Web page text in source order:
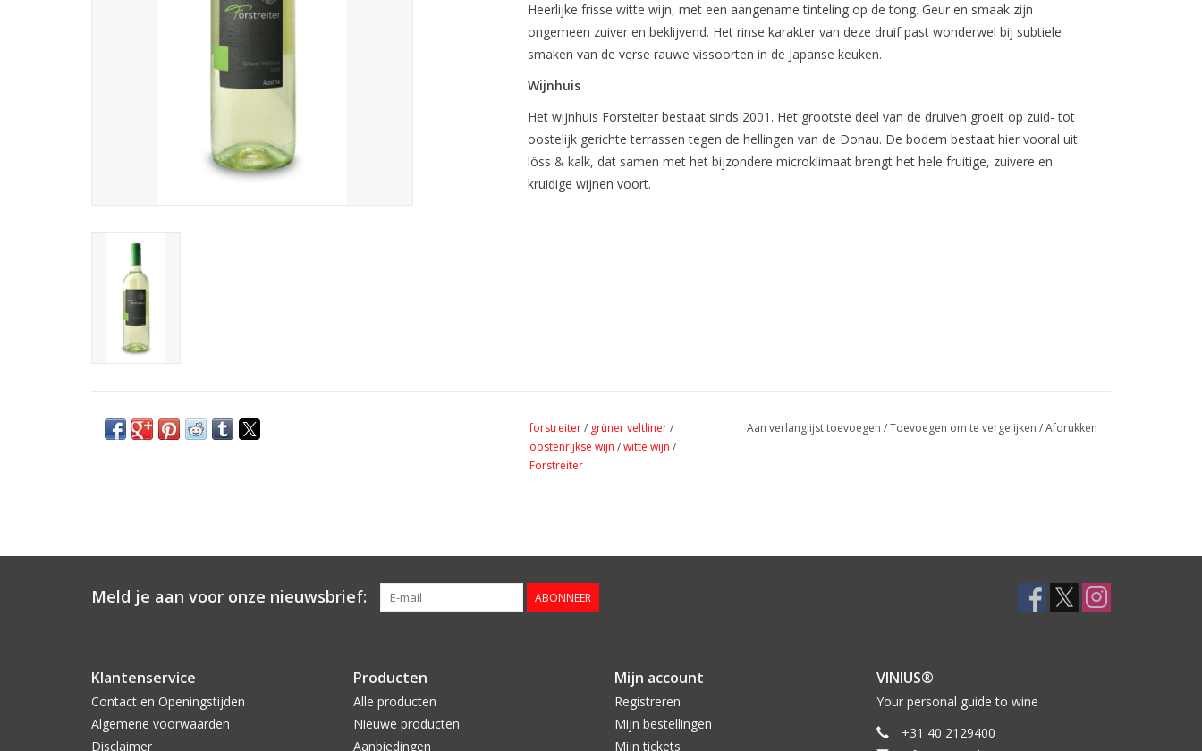
Heerlijke frisse witte wijn, met een aangename tinteling op de tong. Geur en smaak zijn
ongemeen zuiver en beklijvend. Het rinse karakter van deze druif past wonderwel bij subtiele
smaken van de verse rauwe vissoorten in de Japanse keuken.
Wijnhuis
Het wijnhuis Forsteiter bestaat sinds 2001. Het grootste deel van de druiven groeit op zuid- tot
oostelijk gerichte terrassen tegen de hellingen van de Donau. De bodem bestaat hier vooral uit
löss & kalk, dat samen met het bijzondere microklimaat brengt het hele fruitige, zuivere en
kruidige wijnen voort.
forstreiter/ grüner veltliner/
oostenrijkse wijn /witte wijn /
Forstreiter
Aan verlanglijst toevoegen /Toevoegen om te vergelijken /Afdrukken
Meld je aan voor onze nieuwsbrief: ABONNEER
Klantenservice
Contact en Openingstijden
Algemene voorwaarden
Disclaimer
Producten
Alle producten
Nieuwe producten
Aanbiedingen
Mijn account
Registreren
Mijn bestellingen
Mijn tickets
VINIUS®
Your personal guide to wine
+31 40 2129400